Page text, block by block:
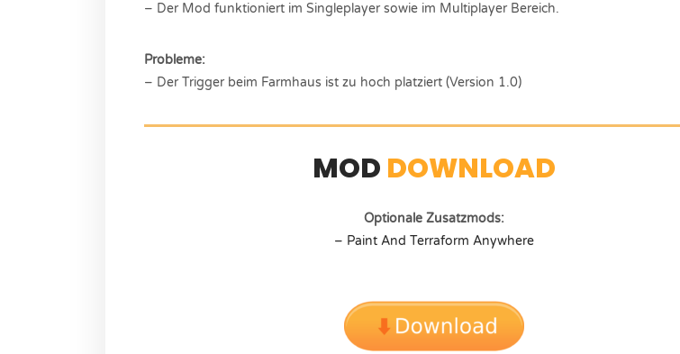
– Der Mod funktioniert im Singleplayer sowie im Multiplayer Bereich.
Probleme:
– Der Trigger beim Farmhaus ist zu hoch platziert (Version 1.0)
MOD DOWNLOAD
Optionale Zusatzmods:
– Paint And Terraform Anywhere